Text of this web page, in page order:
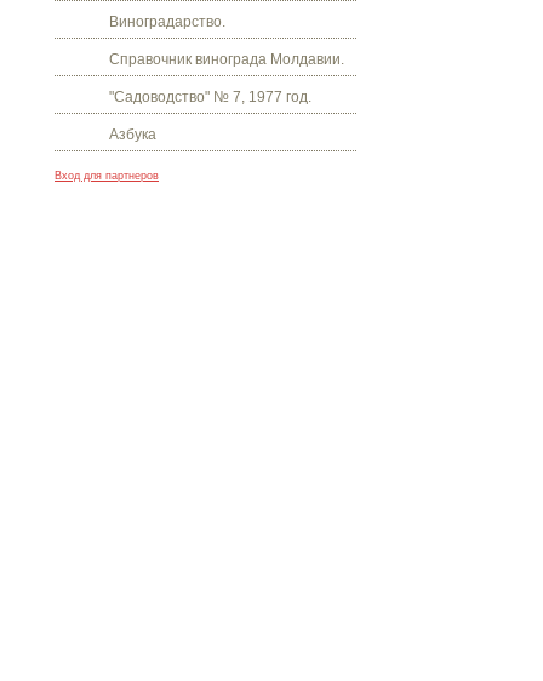
Виноградарство.
Справочник винограда Молдавии.
"Садоводство" № 7, 1977 год.
Азбука
Вход для партнеров